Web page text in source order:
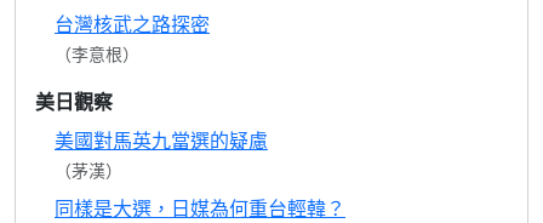
台灣核武之路探密
（李意根）
美日觀察
美國對馬英九當選的疑慮
（茅漢）
同樣是大選，日媒為何重台輕韓？